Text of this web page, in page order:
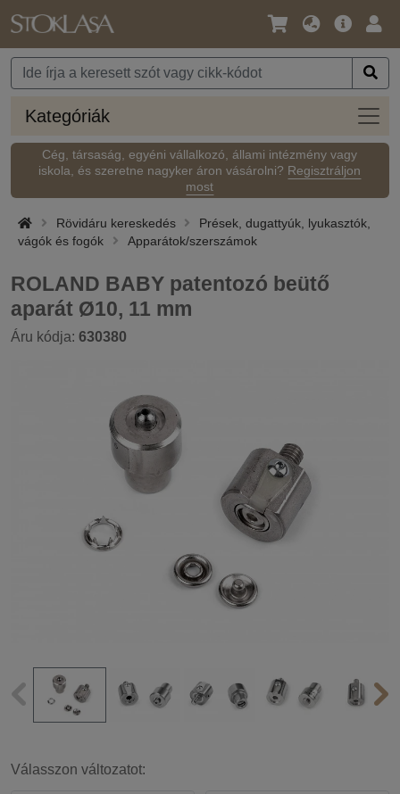
Nyelv
Pénznem
Fő
Kategóriák
Cég, társaság, egyéni vállalkozó, állami intézmény vagy
iskola, és szeretne nagyker áron vásárolni? Regisztráljon
most
Rövidáru kereskedés
Prések, dugattyúk, lyukasztók,
vágók és fogók
Apparátok/szerszámok
ROLAND BABY patentozó beütő
aparát Ø10, 11 mm
Áru kódja: 630380
Válasszon változatot: